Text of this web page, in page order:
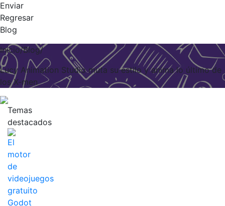
Enviar
Regresar
Blog
Inicio/Blog/
Lucy Animation Studio muta su estilo y anima lo último de
los X-men
Temas
destacados
El
motor
de
videojuegos
gratuito
Godot